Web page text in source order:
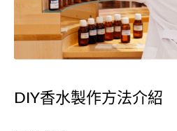
DIY香水製作方法介紹